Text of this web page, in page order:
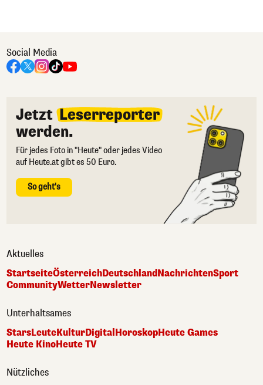
Social Media
Jetzt Leserreporter
werden.
Für jedes Foto in "Heute" oder jedes Video
auf Heute.at gibt es 50 Euro.
So geht's
Aktuelles
StartseiteÖsterreichDeutschlandNachrichtenSport
CommunityWetterNewsletter
Unterhaltsames
StarsLeuteKulturDigital HoroskopHeute Games
Heute KinoHeute TV
Nützliches